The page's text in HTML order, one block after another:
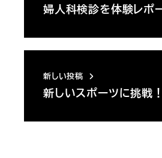
婦人科検診を体験レポ
新しい投稿
新しいスポーツに挑戦！